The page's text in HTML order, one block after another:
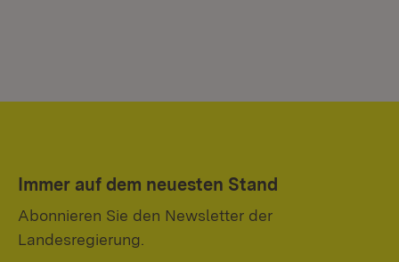
Immer auf dem neuesten Stand
Abonnieren Sie den Newsletter der
Landesregierung.